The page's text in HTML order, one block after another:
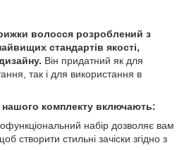
волосся розроблений з
стандартів якості,
Він придатний як для
так і для використання в
нашого комплекту включають:
набір дозволяє вам
створити стильні зачіски згідно з